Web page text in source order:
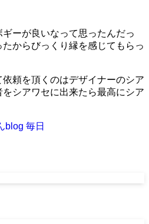
ーが良いなって思ったんだっ
からびっくり縁を感じてもらっ
頼を頂くのはデザイナーのシア
シアワセに出来たら最高にシア
blog 毎日